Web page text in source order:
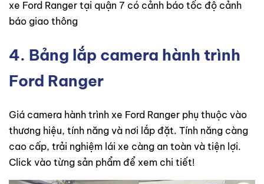
xe Ford Ranger tại quận 7 có cảnh báo tốc độ cảnh
báo giao thông
4. Bảng lắp camera hành trình
Ford Ranger
Giá camera hành trình xe Ford Ranger phụ thuộc vào
thương hiệu, tính năng và nơi lắp đặt. Tính năng càng
cao cấp, trải nghiệm lái xe càng an toàn và tiện lợi.
Click vào từng sản phẩm để xem chi tiết!